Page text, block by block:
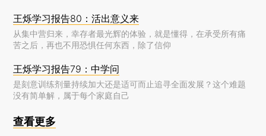
王烁学习报告80：活出意义来
从集中营归来，幸存者最光辉的体验，就是懂得，在承受所有痛
苦之后，再也不用恐惧任何东西，除了信仰
王烁学习报告79：中学问
是刻意训练剂量持续加大还是适可而止追寻全面发展？这个难题
没有简单解，属于每个家庭自己
查看更多